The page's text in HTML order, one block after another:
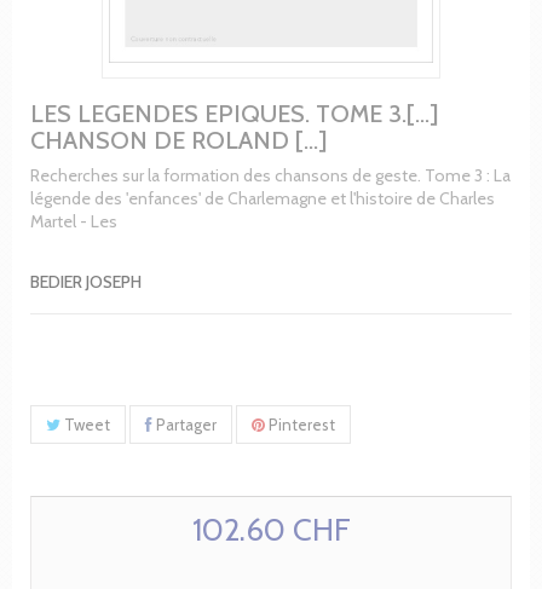
LES LEGENDES EPIQUES. TOME 3.[...]
CHANSON DE ROLAND [...]
Recherches sur la formation des chansons de geste. Tome 3 : La
légende des 'enfances' de Charlemagne et l'histoire de Charles
Martel - Les
BEDIER JOSEPH
Tweet Partager Pinterest
102.60 CHF